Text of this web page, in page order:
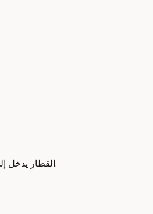
القطار يدخل إلى الرصيف. يوجد صورة على الغلاف. إنها قطار توماس المحرك. لقد رأيت ذلك عدة مرات من قبل، لكن هذه كانت المرة الأولى التي أركبه فيها.